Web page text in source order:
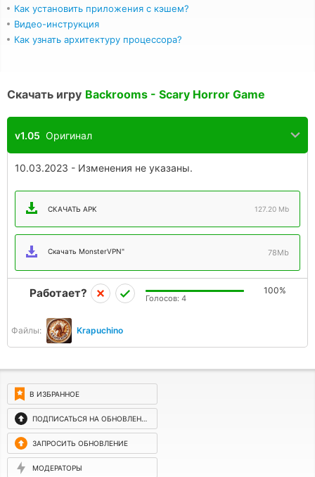
Как установить приложения с кэшем?
Видео-инструкция
Как узнать архитектуру процессора?
Скачать игру Backrooms - Scary Horror Game
v1.05 Оригинал
10.03.2023 - Изменения не указаны.
СКАЧАТЬ APK 127.20 Mb
Скачать MonsterVPN" 78Mb
Файлы: Krapuchino
Работает? 100%
Голосов: 4
В ИЗБРАННОЕ
ПОДПИСАТЬСЯ НА ОБНОВЛЕНИЯ
ЗАПРОСИТЬ ОБНОВЛЕНИЕ
МОДЕРАТОРЫ